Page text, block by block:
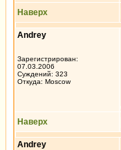
Наверх
Andrey
Зарегистрирован:
07.03.2006
Суждений: 323
Откуда: Moscow
Наверх
Andrey